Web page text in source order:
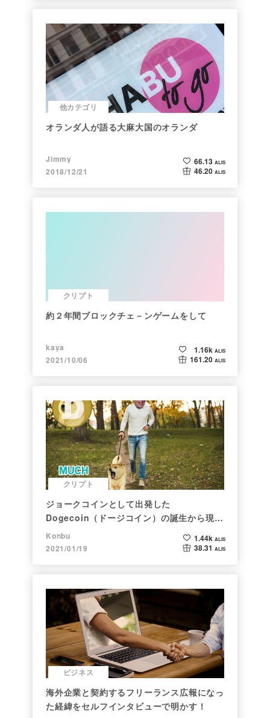
他カテゴリ
オランダ人が語る大麻大国のオランダ
Jimmy
2018/12/21
66.13 ALIS
46.20 ALIS
クリプト
約２年間ブロックチェ－ンゲームをして
kaya
2021/10/06
1.16k ALIS
161.20 ALIS
クリプト
ジョークコインとして出発した
Dogecoin（ドージコイン）の誕生から現在
まで。注目される非証券性🐶
Konbu
2021/01/19
1.44k ALIS
38.31 ALIS
ビジネス
海外企業と契約するフリーランス広報になっ
た経緯をセルフインタビューで明かす！